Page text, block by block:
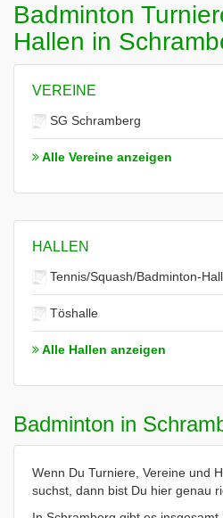
Badminton
Hallen in
VEREINE
SG Schramberg
Alle Vereine anzeigen
HALLEN
Tennis/Squash/Badminton-
Töshalle
Alle Hallen anzeigen
Badminton in
Wenn Du Turniere, Vereine und
suchst, dann bist Du hier genau